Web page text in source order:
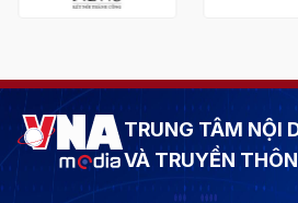
TRUNG TÂM NỘI
VÀ TRUYỀN